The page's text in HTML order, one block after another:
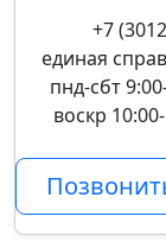
+7
единая
пнд-сбт
воскр